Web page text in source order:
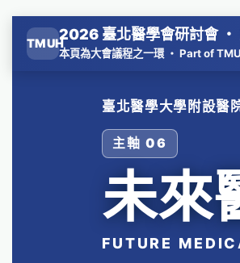
TMUH
2026 臺北醫學會研討會
本頁為大會議程之一環 ・ Part of
臺北醫學大學附設醫
主軸 06
未來
FUTURE